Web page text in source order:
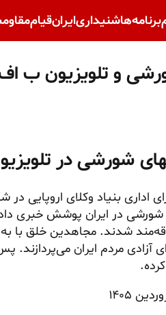
برنامه‌هاشنیداریایرانقیام
و تلویزیون ب
شورشی در
اداری بنیاد وکلای اروپایی
شورشی در ایران پوشش خبری
شدند. مجاهدین خلق با
آزادی مردم ایران